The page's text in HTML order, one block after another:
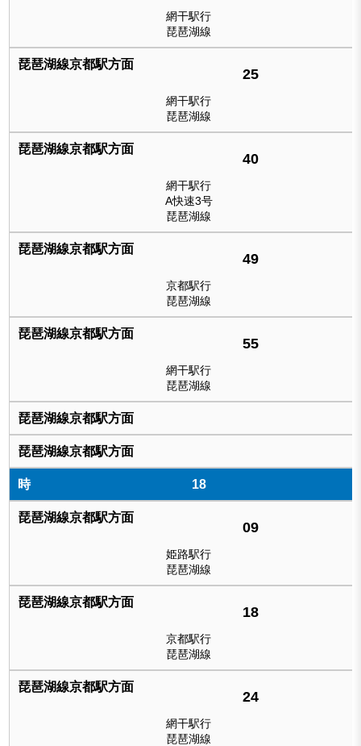
網干駅行
琵琶湖線
25
網干駅行
琵琶湖線
40
網干駅行
A快速3号
琵琶湖線
49
京都駅行
琵琶湖線
55
網干駅行
琵琶湖線
18
09
姫路駅行
琵琶湖線
18
京都駅行
琵琶湖線
24
網干駅行
琵琶湖線